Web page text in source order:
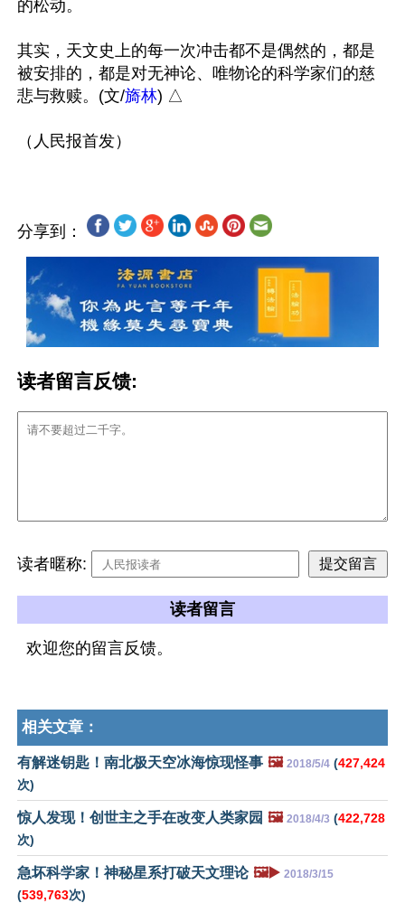
的松动。
其实，天文史上的每一次冲击都不是偶然的，都是
被安排的，都是对无神论、唯物论的科学家们的慈
悲与救赎。(文/旖林) △
分享到：
读者留言反馈:
读者暱称:
读者留言
欢迎您的留言反馈。
相关文章：
有解迷钥匙！南北极天空冰海惊现怪事 🖼️ 2018/5/4 (427,424
次)
惊人发现！创世主之手在改变人类家园 🖼️ 2018/4/3 (422,728
次)
急坏科学家！神秘星系打破天文理论 🖼️▶️ 2018/3/15
(539,763次)